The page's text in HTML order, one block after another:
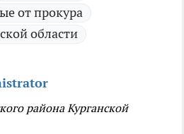
от прокура
области
района Курганской